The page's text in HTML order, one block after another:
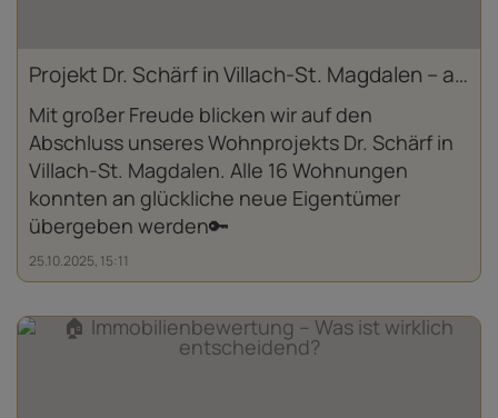
Projekt Dr. Schärf in Villach-St. Magdalen – alle 16 Wohnungen an neue Eigentümer übergeben
Mit großer Freude blicken wir auf den
Abschluss unseres Wohnprojekts Dr. Schärf in
Villach-St. Magdalen. Alle 16 Wohnungen
konnten an glückliche neue Eigentümer
übergeben werden🔑
25.10.2025, 15:11